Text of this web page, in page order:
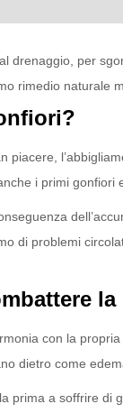
drenaggio, per
rimedio naturale
piacere,
i primi gonfiori
di problemi
con la
dietro come
prima a soffrire di